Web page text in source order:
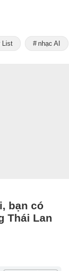
List nhạc AI
bạn có
Thái Lan